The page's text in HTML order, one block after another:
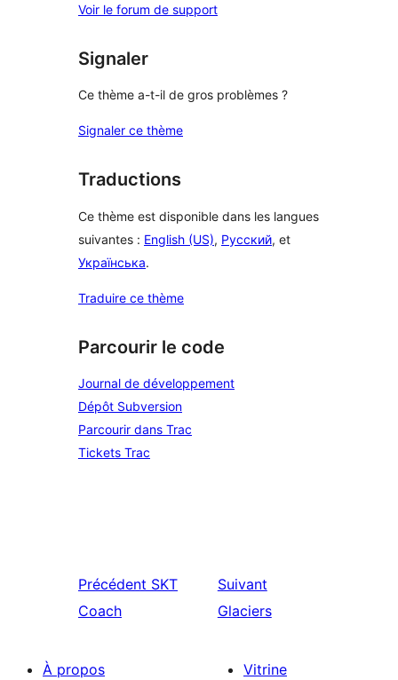
Voir le forum de support
Signaler
Ce thème a-t-il de gros problèmes ?
Signaler ce thème
Traductions
Ce thème est disponible dans les langues
suivantes : English (US), Русский, et
Українська.
Traduire ce thème
Parcourir le code
Journal de développement
Dépôt Subversion
Parcourir dans Trac
Tickets Trac
Précédent SKT
Coach
Suivant
Glaciers
À propos
Vitrine